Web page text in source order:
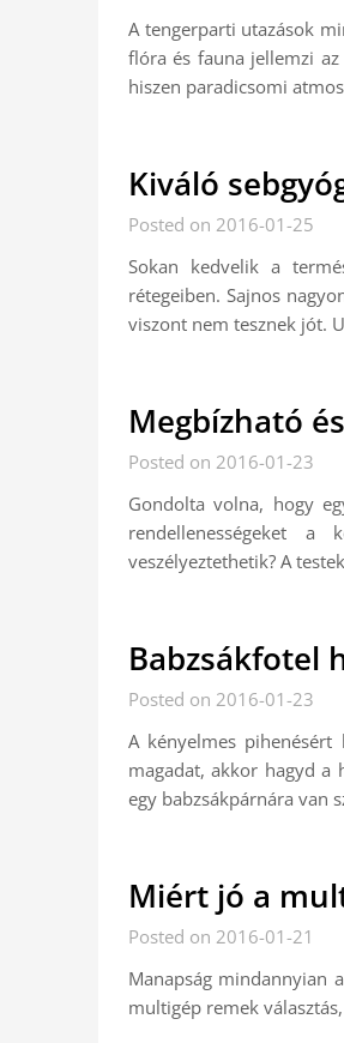
A tengerparti utazások
flóra és fauna jellemzi az
hiszen paradicsomi
Kiváló
Posted on 2016-01-25
Sokan kedvelik a
rétegeiben. Sajnos
viszont nem tesznek jót.
Megbízható
Posted on 2016-01-23
Gondolta volna, hogy
rendellenességeket
veszélyeztethetik? A
Babzsákfotel
Posted on 2016-01-23
A kényelmes
magadat, akkor hagyd a
egy babzsákpárnára van
Miért jó a
Posted on 2016-01-21
Manapság mindannyian
multigép remek